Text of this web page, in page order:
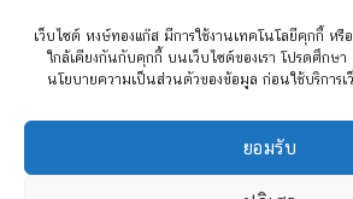
เว็บไซต์ หงษ์ทองแก๊ส มีการใช้งานเทคโนโลยีคุกกี้ ห
ใกล้เคียงกันกับคุกกี้ บนเว็บไซต์ของเรา โปรดศึกษา
นโยบายความเป็นส่วนตัวของข้อมูล ก่อนใช้บริการ
ยอมรับ